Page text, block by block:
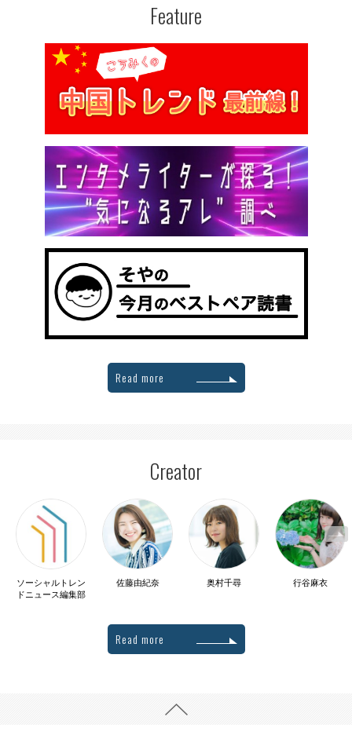
Feature
Read more
Creator
ソーシャルトレン
ドニュース編集部
佐藤由紀奈 奥村千尋 行谷麻衣
Read more